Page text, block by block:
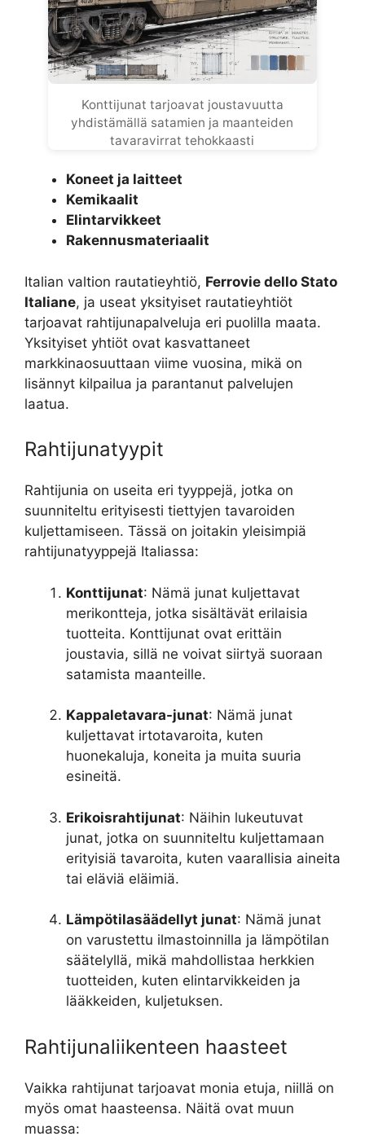
Konttijunat tarjoavat joustavuutta
yhdistämällä satamien ja maanteiden
tavaravirrat tehokkaasti
Koneet ja laitteet
Kemikaalit
Elintarvikkeet
Rakennusmateriaalit
Italian valtion rautatieyhtiö, Ferrovie dello Stato
Italiane, ja useat yksityiset rautatieyhtiöt
tarjoavat rahtijunapalveluja eri puolilla maata.
Yksityiset yhtiöt ovat kasvattaneet
markkinaosuuttaan viime vuosina, mikä on
lisännyt kilpailua ja parantanut palvelujen
laatua.
Rahtijunatyypit
Rahtijunia on useita eri tyyppejä, jotka on
suunniteltu erityisesti tiettyjen tavaroiden
kuljettamiseen. Tässä on joitakin yleisimpiä
rahtijunatyyppejä Italiassa:
Konttijunat: Nämä junat kuljettavat
merikontteja, jotka sisältävät erilaisia
tuotteita. Konttijunat ovat erittäin
joustavia, sillä ne voivat siirtyä suoraan
satamista maanteille.
Kappaletavara-junat: Nämä junat
kuljettavat irtotavaroita, kuten
huonekaluja, koneita ja muita suuria
esineitä.
Erikoisrahtijunat: Näihin lukeutuvat
junat, jotka on suunniteltu kuljettamaan
erityisiä tavaroita, kuten vaarallisia aineita
tai eläviä eläimiä.
Lämpötilasäädellyt junat: Nämä junat
on varustettu ilmastoinnilla ja lämpötilan
säätelyllä, mikä mahdollistaa herkkien
tuotteiden, kuten elintarvikkeiden ja
lääkkeiden, kuljetuksen.
Rahtijunaliikenteen haasteet
Vaikka rahtijunat tarjoavat monia etuja, niillä on
myös omat haasteensa. Näitä ovat muun
muassa: